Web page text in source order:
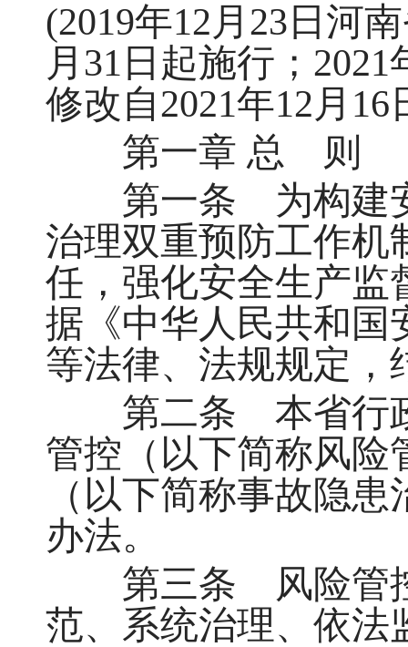
(2019年12月23日河
月31日起施行；
修改自2021年12月16
第一章 总 则
第一条 为构建安
治理双重预防工作机
任，强化安全生产监
据《中华人民共和国
等法律、法规规定，
第二条 本省行政
管控（以下简称风险
（以下简称事故隐
办法。
第三条 风险管控
范、系统治理、依法